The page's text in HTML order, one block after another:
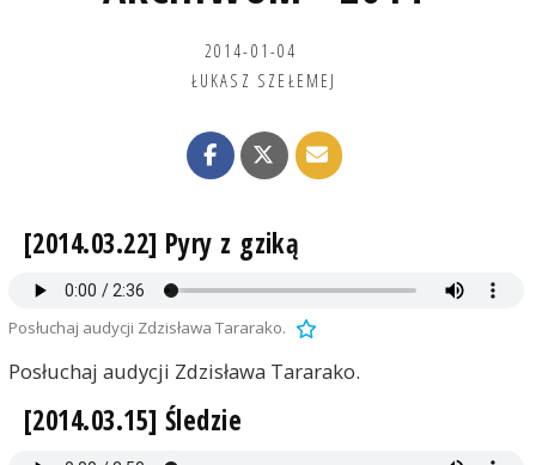
2014-01-04
ŁUKASZ SZEŁEMEJ
[2014.03.22] Pyry z gziką
Posłuchaj audycji Zdzisława Tararako.
Posłuchaj audycji Zdzisława Tararako.
[2014.03.15] Śledzie